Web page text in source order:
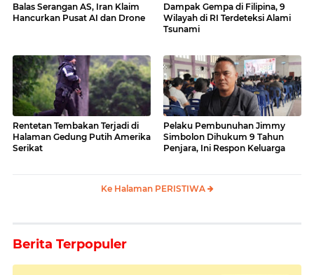
Balas Serangan AS, Iran Klaim
Hancurkan Pusat AI dan Drone
Dampak Gempa di Filipina, 9
Wilayah di RI Terdeteksi Alami
Tsunami
Rentetan Tembakan Terjadi di
Halaman Gedung Putih Amerika
Serikat
Pelaku Pembunuhan Jimmy
Simbolon Dihukum 9 Tahun
Penjara, Ini Respon Keluarga
Ke Halaman PERISTIWA
Berita Terpopuler